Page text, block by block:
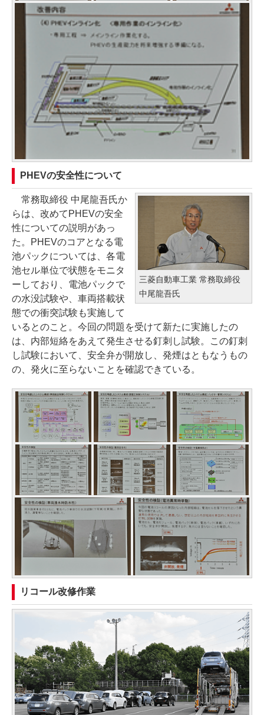
PHEVの安全性について
三菱自動車工業 常務取締役
中尾龍吾氏
常務取締役 中尾龍吾氏か
らは、改めてPHEVの安全
性についての説明があっ
た。PHEVのコアとなる電
池パックについては、各電
池セル単位で状態をモニタ
ーしており、電池パックで
の水没試験や、車両搭載状
態での衝突試験も実施して
いるとのこと。今回の問題を受けて新たに実施したの
は、内部短絡をあえて発生させる釘刺し試験。この釘刺
し試験において、安全弁が開放し、発煙はともなうもの
の、発火に至らないことを確認できている。
リコール改修作業